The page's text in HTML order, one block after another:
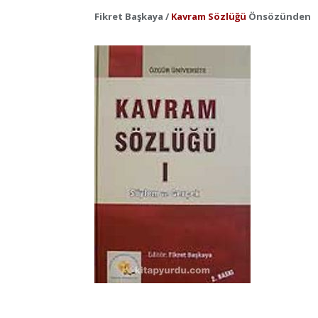
Fikret Başkaya / Kavram Sözlüğü Önsözünden